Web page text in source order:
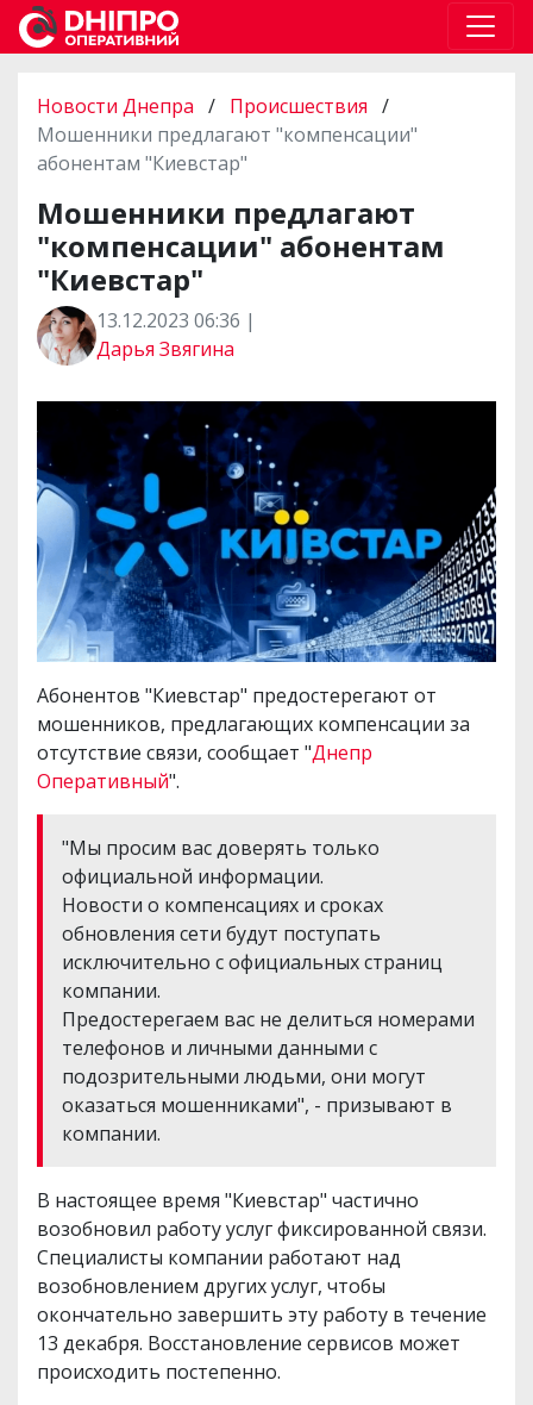
Новости Днепра / Происшествия /
Мошенники предлагают "компенсации"
абонентам "Киевстар"
Мошенники предлагают
"компенсации" абонентам
"Киевстар"
13.12.2023 06:36 |
Дарья Звягина
Абонентов "Киевстар" предостерегают от
мошенников, предлагающих компенсации за
отсутствие связи, сообщает "Днепр
Оперативный".
"Мы просим вас доверять только
официальной информации.
Новости о компенсациях и сроках
обновления сети будут поступать
исключительно с официальных страниц
компании.
Предостерегаем вас не делиться номерами
телефонов и личными данными с
подозрительными людьми, они могут
оказаться мошенниками", - призывают в
компании.
В настоящее время "Киевстар" частично
возобновил работу услуг фиксированной связи.
Специалисты компании работают над
возобновлением других услуг, чтобы
окончательно завершить эту работу в течение
13 декабря. Восстановление сервисов может
происходить постепенно.